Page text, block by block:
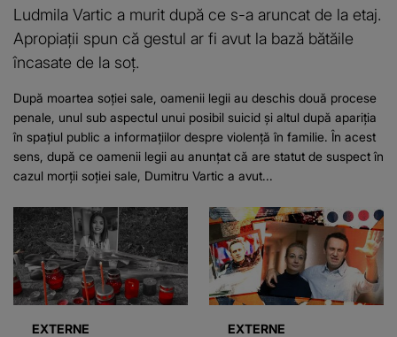
Ludmila Vartic a murit după ce s-a aruncat de la etaj.
Apropiații spun că gestul ar fi avut la bază bătăile
încasate de la soț.
După moartea soției sale, oamenii legii au deschis două procese
penale, unul sub aspectul unui posibil suicid și altul după apariția
în spațiul public a informațiilor despre violență în familie. În acest
sens, după ce oamenii legii au anunțat că are statut de suspect în
cazul morții soției sale, Dumitru Vartic a avut...
EXTERNE EXTERNE